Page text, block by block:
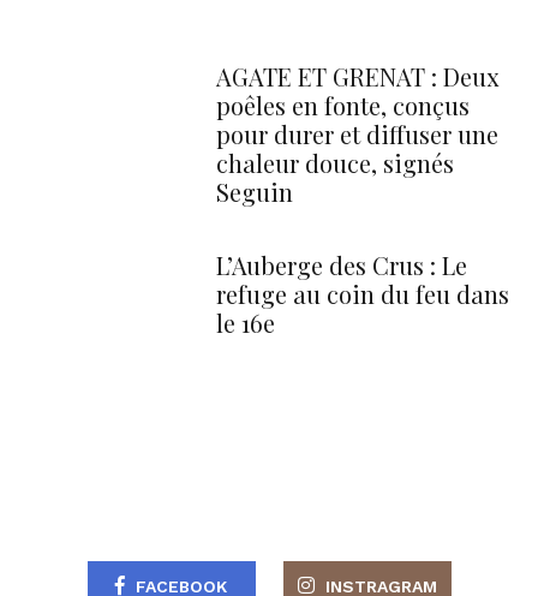
AGATE ET GRENAT : Deux
poêles en fonte, conçus
pour durer et diffuser une
chaleur douce, signés
Seguin
L’Auberge des Crus : Le
refuge au coin du feu dans
le 16e
FACEBOOK INSTRAGRAM